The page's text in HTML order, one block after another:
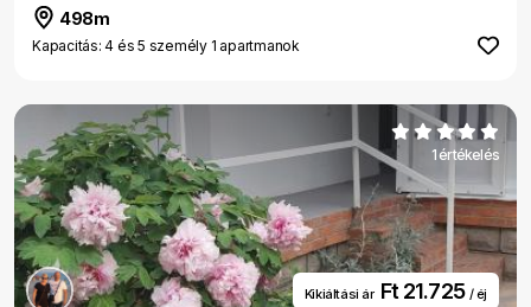
498m
Kapacitás: 4 és 5 személy 1 apartmanok
1 értékelés
Kikiáltási ár Ft 21.725 / éj